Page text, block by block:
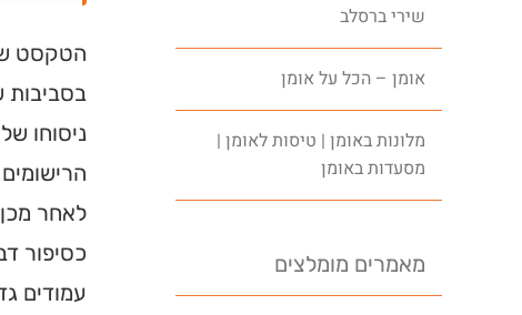
שירי ברסלב
אומן – הכל על אומן
מלונות באומן | טיסות לאומן |
מסעדות באומן
מאמרים מומלצים
הטקסט
בסביבות
ניסוחו
לאחר
עמודים